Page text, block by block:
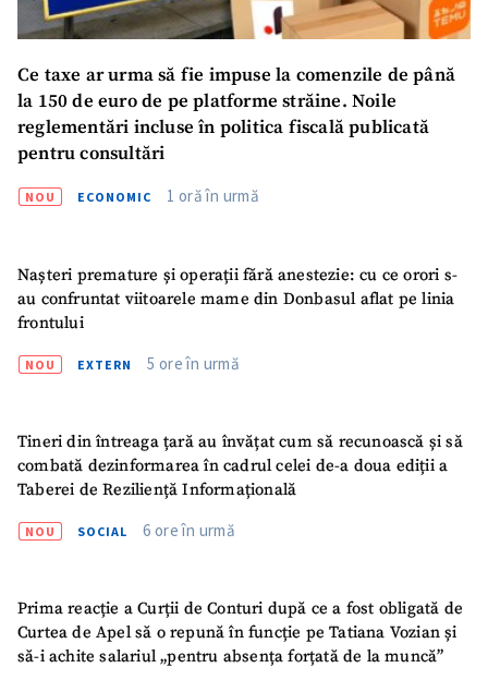
Ce taxe ar urma să fie impuse la comenzile de până
la 150 de euro de pe platforme străine. Noile
reglementări incluse în politica fiscală publicată
pentru consultări
NOU ECONOMIC 1 oră în urmă
Nașteri premature și operații fără anestezie: cu ce orori s-
au confruntat viitoarele mame din Donbasul aflat pe linia
frontului
NOU EXTERN 5 ore în urmă
Tineri din întreaga țară au învățat cum să recunoască și să
combată dezinformarea în cadrul celei de-a doua ediții a
Taberei de Reziliență Informațională
NOU SOCIAL 6 ore în urmă
Prima reacție a Curții de Conturi după ce a fost obligată de
Curtea de Apel să o repună în funcție pe Tatiana Vozian și
să-i achite salariul „pentru absența forțată de la muncă”